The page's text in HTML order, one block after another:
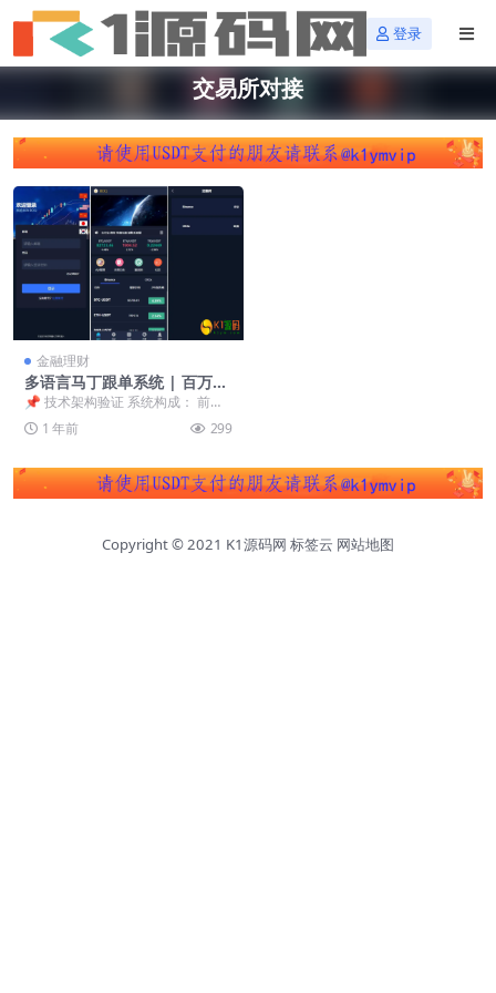
登录
交易所对接
金融理财
多语言马丁跟单系统 | 百万级
并发架构 | 欧易/Binance双交
易所对接【量化交易系统源
码】
📌 技术架构验证 系统构成： 前
端：Uniapp开发（含BTC/USDT行
情组件...
1 年前 299
Copyright © 2021 K1源码网 标签云 网站地图